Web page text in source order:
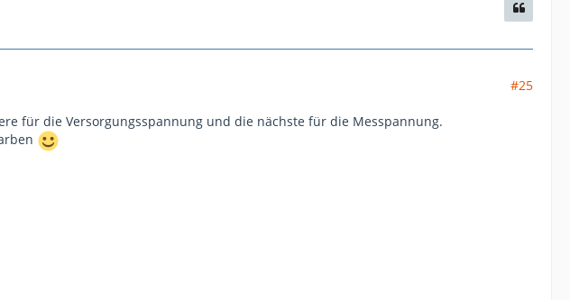
#25
für die Versorgungsspannung und die nächste für die Messpannung.